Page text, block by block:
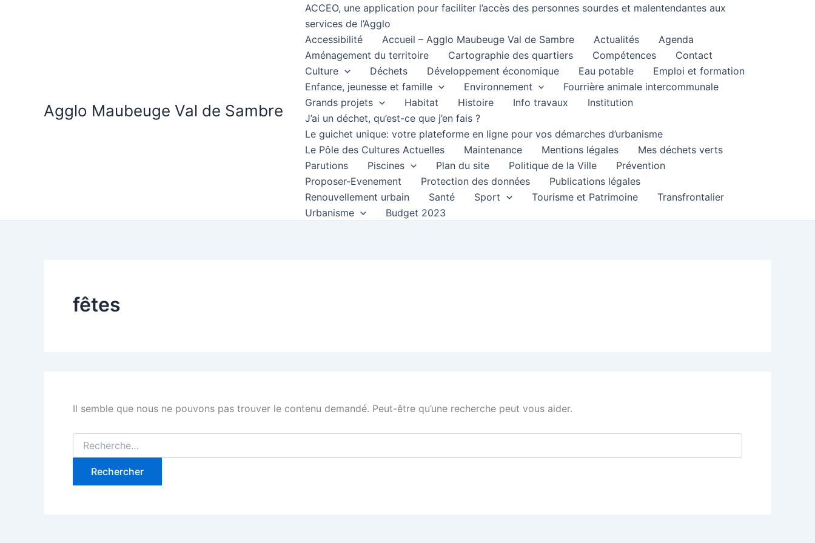
Agglo Maubeuge Val de Sambre
ACCEO, une application pour faciliter l’accès des personnes sourdes et malentendantes aux
services de l’Agglo
Accessibilité
Accueil – Agglo Maubeuge Val de Sambre Actualités
Agenda
Aménagement du territoire
Cartographie des quartiers Compétences
Contact
Culture
Déchets Développement économique Eau potable
Emploi et formation
Enfance, jeunesse et famille
Environnement
Fourrière animale intercommunale
Grands projets
Habitat Histoire Info travaux
Institution
J’ai un déchet, qu’est-ce que j’en fais ?
Le guichet unique: votre plateforme en ligne pour vos démarches d’urbanisme
Le Pôle des Cultures Actuelles
Maintenance Mentions légales
Mes déchets verts
Parutions
Piscines Plan du site Politique de la Ville
Prévention
Proposer-Evenement
Protection des données
Publications légales
Renouvellement urbain
Santé Sport Tourisme et Patrimoine
Transfrontalier
Urbanisme
Budget 2023
fêtes
Il semble que nous ne pouvons pas trouver le contenu demandé. Peut-être qu’une recherche peut vous aider.
Rechercher :